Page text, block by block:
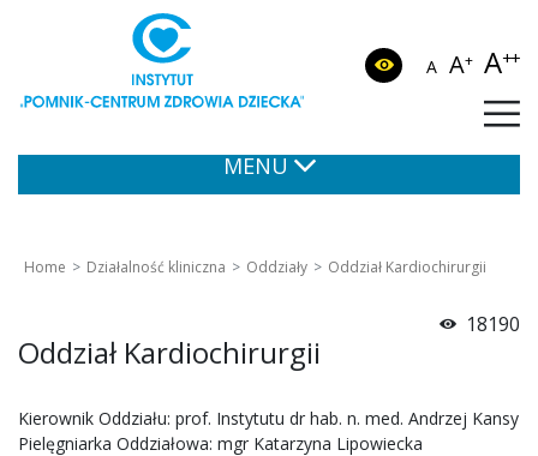
A A+ A++
MENU
Home Działalność kliniczna Oddziały Oddział Kardiochirurgii
18190
Oddział Kardiochirurgii
Kierownik Oddziału: prof. Instytutu dr hab. n. med. Andrzej Kansy
Pielęgniarka Oddziałowa: mgr Katarzyna Lipowiecka